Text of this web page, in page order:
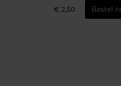
€ 2,50 Bestel